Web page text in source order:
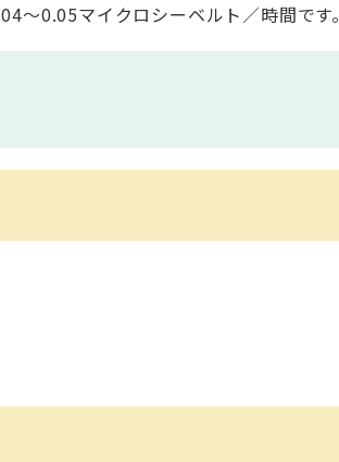
～0.05マイクロシーベルト／時間です。